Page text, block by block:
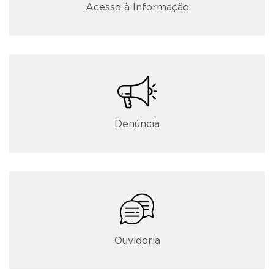
Acesso à Informação
Denúncia
Ouvidoria